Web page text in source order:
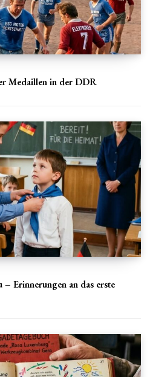
Medaillen in der DDR
Erinnerungen an das erste